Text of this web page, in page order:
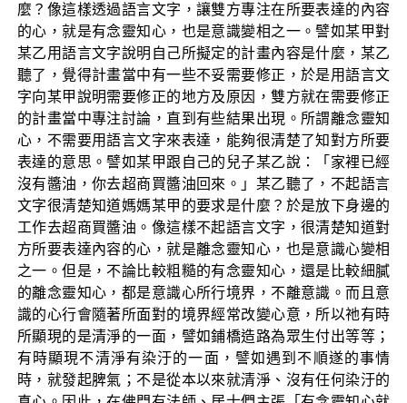
麼？像這樣透過語言文字，讓雙方專注在所要表達的內容
的心，就是有念靈知心，也是意識變相之一。譬如某甲對
某乙用語言文字說明自己所擬定的計畫內容是什麼，某乙
聽了，覺得計畫當中有一些不妥需要修正，於是用語言文
字向某甲說明需要修正的地方及原因，雙方就在需要修正
的計畫當中專注討論，直到有些結果出現。所謂離念靈知
心，不需要用語言文字來表達，能夠很清楚了知對方所要
表達的意思。譬如某甲跟自己的兒子某乙說：「家裡已經
沒有醬油，你去超商買醬油回來。」某乙聽了，不起語言
文字很清楚知道媽媽某甲的要求是什麼？於是放下身邊的
工作去超商買醬油。像這樣不起語言文字，很清楚知道對
方所要表達內容的心，就是離念靈知心，也是意識心變相
之一。但是，不論比較粗糙的有念靈知心，還是比較細膩
的離念靈知心，都是意識心所行境界，不離意識。而且意
識的心行會隨著所面對的境界經常改變心意，所以祂有時
所顯現的是清淨的一面，譬如鋪橋造路為眾生付出等等；
有時顯現不清淨有染汙的一面，譬如遇到不順遂的事情
時，就發起脾氣；不是從本以來就清淨、沒有任何染汙的